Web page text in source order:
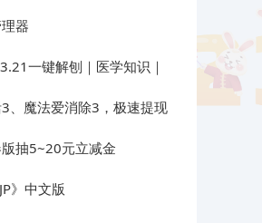
器
一键解刨｜医学知识｜
、魔法爱消除3，极速提现
抽5~20元立减金
》中文版